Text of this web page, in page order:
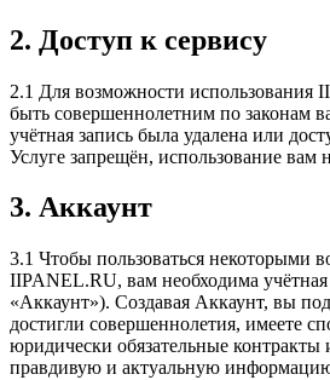
2. Доступ к сервису
2.1 Для возможности
быть совершеннолетним по законам
учётная запись была удалена или
Услуге запрещён, использование вам
3. Аккаунт
3.1 Чтобы пользоваться некоторыми
IIPANEL.RU, вам необходима учётная
«Аккаунт»). Создавая Аккаунт, вы
достигли совершеннолетия, имеете
юридически обязательные контракты
правдивую и актуальную